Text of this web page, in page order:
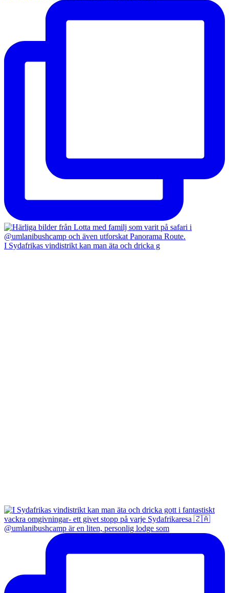
I Sydafrikas vindistrikt kan man äta och dricka g
@umlanibushcamp är en liten, personlig lodge som